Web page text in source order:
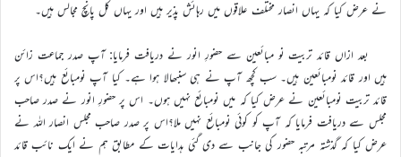
نے عرض کیا کہ یہاں انصار مختلف علاقوں میں رہائش پذیر ہیں اور یہاں کل پانچ مجالس ہیں۔
بعد ازاں قائد تربیت نو مبائعین سے حضورِ انور نے دریافت فرمایا: آپ صدر جماعت زائن
ہیں اور قائد نومبائعین ہیں۔ سب کچھ آپ نے ہی سنبھالا ہوا ہے۔ کیا آپ نومبائع ہیں؟اس پر
قائد تربیت نومبائعین نے عرض کیا کہ میں نومبائع نہیں ہوں۔ اس پر حضورِ انور نے صدر صاحب
مجلس سے دریافت فرمایا کہ آپ کو کوئی نومبائع نہیں ملا؟اس پر صدر صاحب مجلس انصار اللہ نے
عرض کیا کہ گذشتہ مرتبہ حضور کی جانب سے دی گئی ہدایات کے مطابق ہم نے ایک نائب قائد